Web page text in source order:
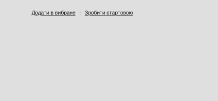
Додати в вибране | Зробити стартовою